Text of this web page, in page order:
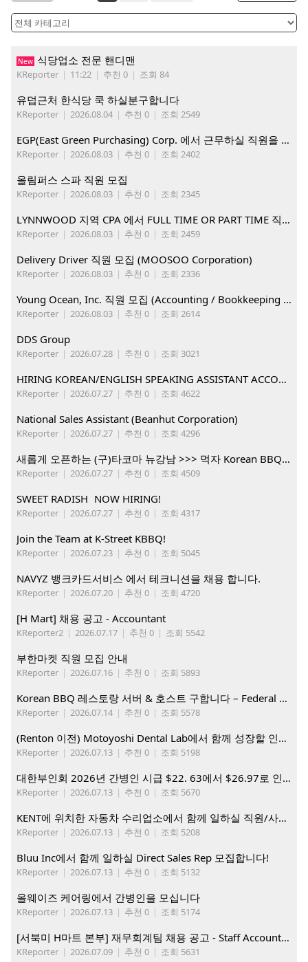
New 식당업소 전문 핸디맨
KReporter | 11:22 | 추천 0 | 조회 84
유덥근처 한식당 쿡 하실분구합니다
KReporter | 2026.08.04 | 추천 0 | 조회 2549
EGP(East Green Purchasing) Corp. 에서 근무하실 직원을 아래와 같이 모집합니다.
KReporter | 2026.08.03 | 추천 0 | 조회 2402
올림퍼스 스파 직원 모집
KReporter | 2026.08.03 | 추천 0 | 조회 2345
LYNNWOOD 지역 CPA 에서 FULL TIME OR PART TIME 직원을 찾습니다
KReporter | 2026.08.03 | 추천 0 | 조회 2459
Delivery Driver 직원 모집 (MOOSOO Corporation)
KReporter | 2026.08.03 | 추천 0 | 조회 2336
Young Ocean, Inc. 직원 모집 (Accounting / Bookkeeping 분야)
KReporter | 2026.08.03 | 추천 0 | 조회 2614
DDS Group
KReporter | 2026.07.28 | 추천 0 | 조회 3021
HIRING KOREAN/ENGLISH SPEAKING ASSISTANT ACCOUNT MANAGER
KReporter | 2026.07.27 | 추천 0 | 조회 4622
National Sales Assistant (Beanhut Corporation)
KReporter | 2026.07.27 | 추천 0 | 조회 4296
새롭게 오픈하는 (구)타코마 뉴강남 >>> 먹자 Korean BBQ 구인중
KReporter | 2026.07.27 | 추천 0 | 조회 4509
SWEET RADISH NOW HIRING!
KReporter | 2026.07.27 | 추천 0 | 조회 4317
Join the Team at K-Street KBBQ!
KReporter | 2026.07.23 | 추천 0 | 조회 5045
NAVYZ 뱅크카드서비스 에서 테크니션을 채용 합니다.
KReporter | 2026.07.20 | 추천 0 | 조회 4720
[H Mart] 채용 공고 - Accountant
KReporter2 | 2026.07.17 | 추천 0 | 조회 5542
부한마켓 직원 모집 안내
KReporter | 2026.07.16 | 추천 0 | 조회 5893
Korean BBQ 레스토랑 서버 & 호스트 구합니다 – Federal Way & Tacoma $45-$60/hr (server), $21-23/hr (Host)
KReporter | 2026.07.14 | 추천 0 | 조회 5578
(Renton 이전) Motoyoshi Dental Lab에서 함께 성장할 인재를 모십니다.
KReporter | 2026.07.13 | 추천 0 | 조회 5198
대한부인회 2026년 간병인 시급 $22. 63에서 $26.97로 인상. 지금 간병인들을 모집합니다
KReporter | 2026.07.13 | 추천 0 | 조회 5670
KENT에 위치한 자동차 수리업소에서 함께 일하실 직원/사무직원 구합니다.
KReporter | 2026.07.13 | 추천 0 | 조회 5208
Bluu Inc에서 함께 일하실 Direct Sales Rep 모집합니다!
KReporter | 2026.07.13 | 추천 0 | 조회 5132
올웨이즈 케어링에서 간병인을 모십니다
KReporter | 2026.07.13 | 추천 0 | 조회 5174
[서북미 H마트 본부] 재무회계팀 채용 공고 - Staff Accountant
KReporter | 2026.07.09 | 추천 0 | 조회 5631